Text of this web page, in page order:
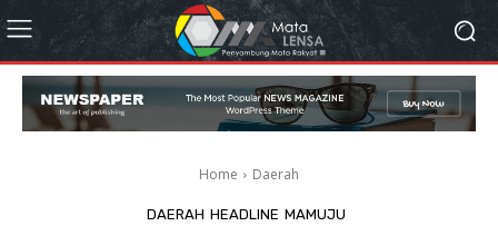
Home Daerah
DAERAH HEADLINE MAMUJU